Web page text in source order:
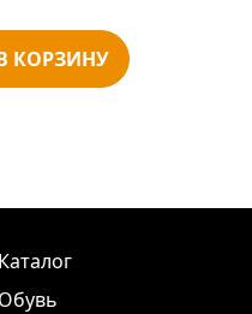
КОРЗИНУ
Каталог
Обувь